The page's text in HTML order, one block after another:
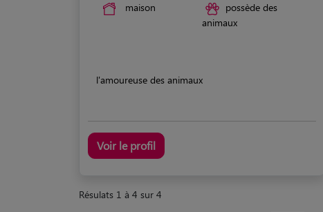
maison
possède des
animaux
l'amoureuse des animaux
Voir le profil
Résulats 1 à 4 sur 4